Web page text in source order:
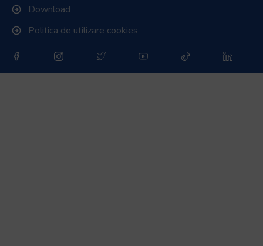
Download
Politica de utilizare cookies